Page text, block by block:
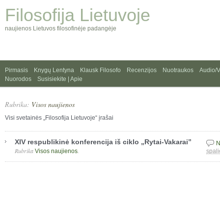
Filosofija Lietuvoje
naujienos Lietuvos filosofinėje padangėje
Pirmasis Knygų Lentyna Klausk Filosofo Recenzijos Nuotraukos
Audio/
Nuorodos
Susisiekite | Apie
Rubrika: Visos naujienos
Visi svetainės „Filosofija Lietuvoje“ įrašai
XIV respublikinė konferencija iš ciklo „Rytai-Vakarai”
Rubrika Visos naujienos